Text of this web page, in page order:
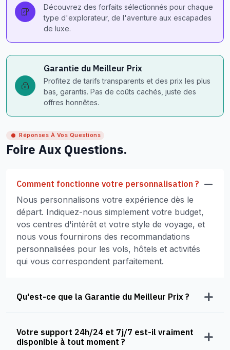
Découvrez des forfaits sélectionnés pour chaque
type d'explorateur, de l'aventure aux escapades
de luxe.
Garantie du Meilleur Prix
Profitez de tarifs transparents et des prix les plus
bas, garantis. Pas de coûts cachés, juste des
offres honnêtes.
Réponses À Vos Questions
Foire Aux Questions.
Comment fonctionne votre personnalisation ?
Nous personnalisons votre expérience dès le
départ. Indiquez-nous simplement votre budget,
vos centres d'intérêt et votre style de voyage, et
nous vous fournirons des recommandations
personnalisées pour les vols, hôtels et activités
qui vous correspondent parfaitement.
Qu'est-ce que la Garantie du Meilleur Prix ?
Votre support 24h/24 et 7j/7 est-il vraiment
disponible à tout moment ?